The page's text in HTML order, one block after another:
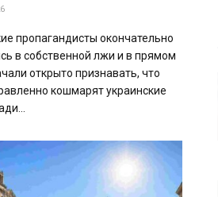
пропагандисты окончательно
в собственной лжи и в прямом
открыто признавать, что
кошмарят украинские